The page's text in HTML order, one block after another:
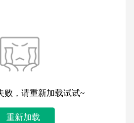
败，请重新加载试试~
重新加载